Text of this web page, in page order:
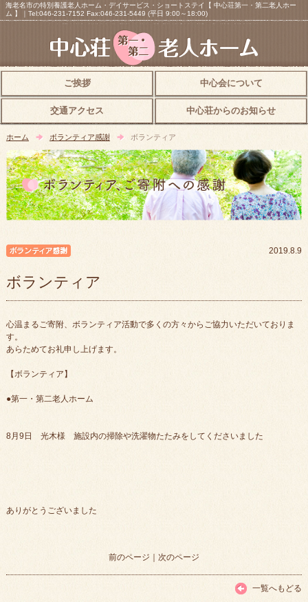
海老名市の特別養護老人ホーム・デイサービス・ショートステイ【 中心荘第一・第二老人ホー
ム 】｜Tel:046-231-7152 Fax:046-231-5449 (平日 9:00～18:00)
ご挨拶 中心会について
交通アクセス 中心荘からのお知らせ
ホーム ボランティア感謝 ボランティア
2019.8.9
ボランティア
心温まるご寄附、ボランティア活動で多くの方々からご協力いただいておりま
す。
あらためてお礼申し上げます。
【ボランティア】
●第一・第二老人ホーム
8月9日 光木様 施設内の掃除や洗濯物たたみをしてくださいました
ありがとうございました
前のページ ｜ 次のページ
一覧へもどる